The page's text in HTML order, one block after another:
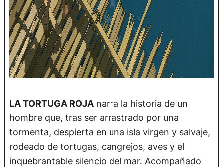
LA TORTUGA ROJA narra la historia de un
hombre que, tras ser arrastrado por una
tormenta, despierta en una isla virgen y salvaje,
rodeado de tortugas, cangrejos, aves y el
inquebrantable silencio del mar. Acompañado